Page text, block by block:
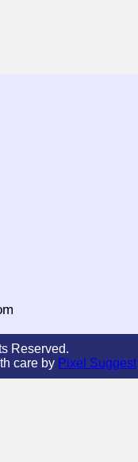
Reserved.
care by Pixel Suggest